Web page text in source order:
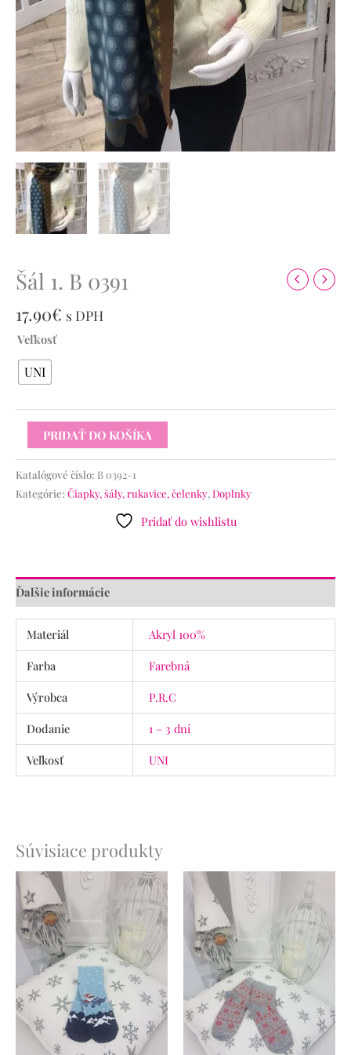
Šál 1. B 0391
17.90€ s DPH
Veľkosť
UNI
PRIDAŤ DO KOŠÍKA
Katalógové číslo: B 0392-1
Kategórie: Čiapky, šály, rukavice, čelenky,Doplnky
Pridať do wishlistu
Ďalšie informácie
Materiál
Akryl 100%
Farba
Farebná
Výrobca
P.R.C
Dodanie
1 – 3 dní
Veľkosť
UNI
Súvisiace produkty